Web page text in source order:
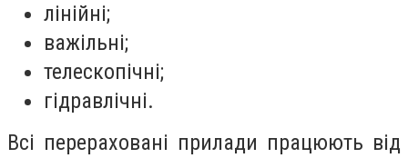
лінійні;
важільні;
телескопічні;
гідравлічні.
Всі перераховані прилади працюють від